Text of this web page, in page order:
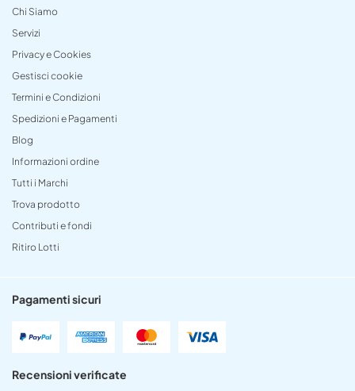
Chi Siamo
Servizi
Privacy e Cookies
Gestisci cookie
Termini e Condizioni
Spedizioni e Pagamenti
Blog
Informazioni ordine
Tutti i Marchi
Trova prodotto
Contributi e fondi
Ritiro Lotti
Pagamenti sicuri
Recensioni verificate